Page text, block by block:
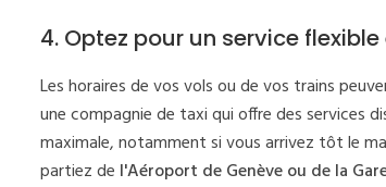
4. Optez pour un service
Les horaires de vos vols ou de vos trains
une compagnie de taxi qui offre des services
maximale, notamment si vous arrivez tôt le
partiez de l'Aéroport de Genève ou de la